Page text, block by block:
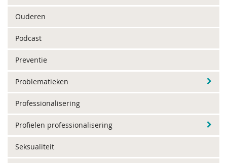
Ouderen
Podcast
Preventie
Problematieken
Professionalisering
Profielen professionalisering
Seksualiteit